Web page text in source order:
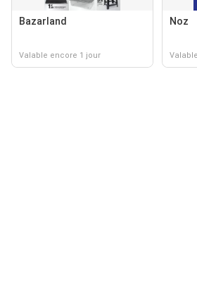
Bazarland
Valable encore 1 jour
Noz